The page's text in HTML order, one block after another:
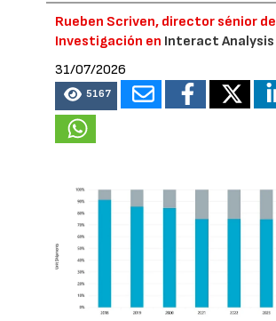
Rueben Scriven, director sénior de
Investigación en Interact Analysis
31/07/2026
5167